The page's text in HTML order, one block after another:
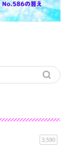
3,590